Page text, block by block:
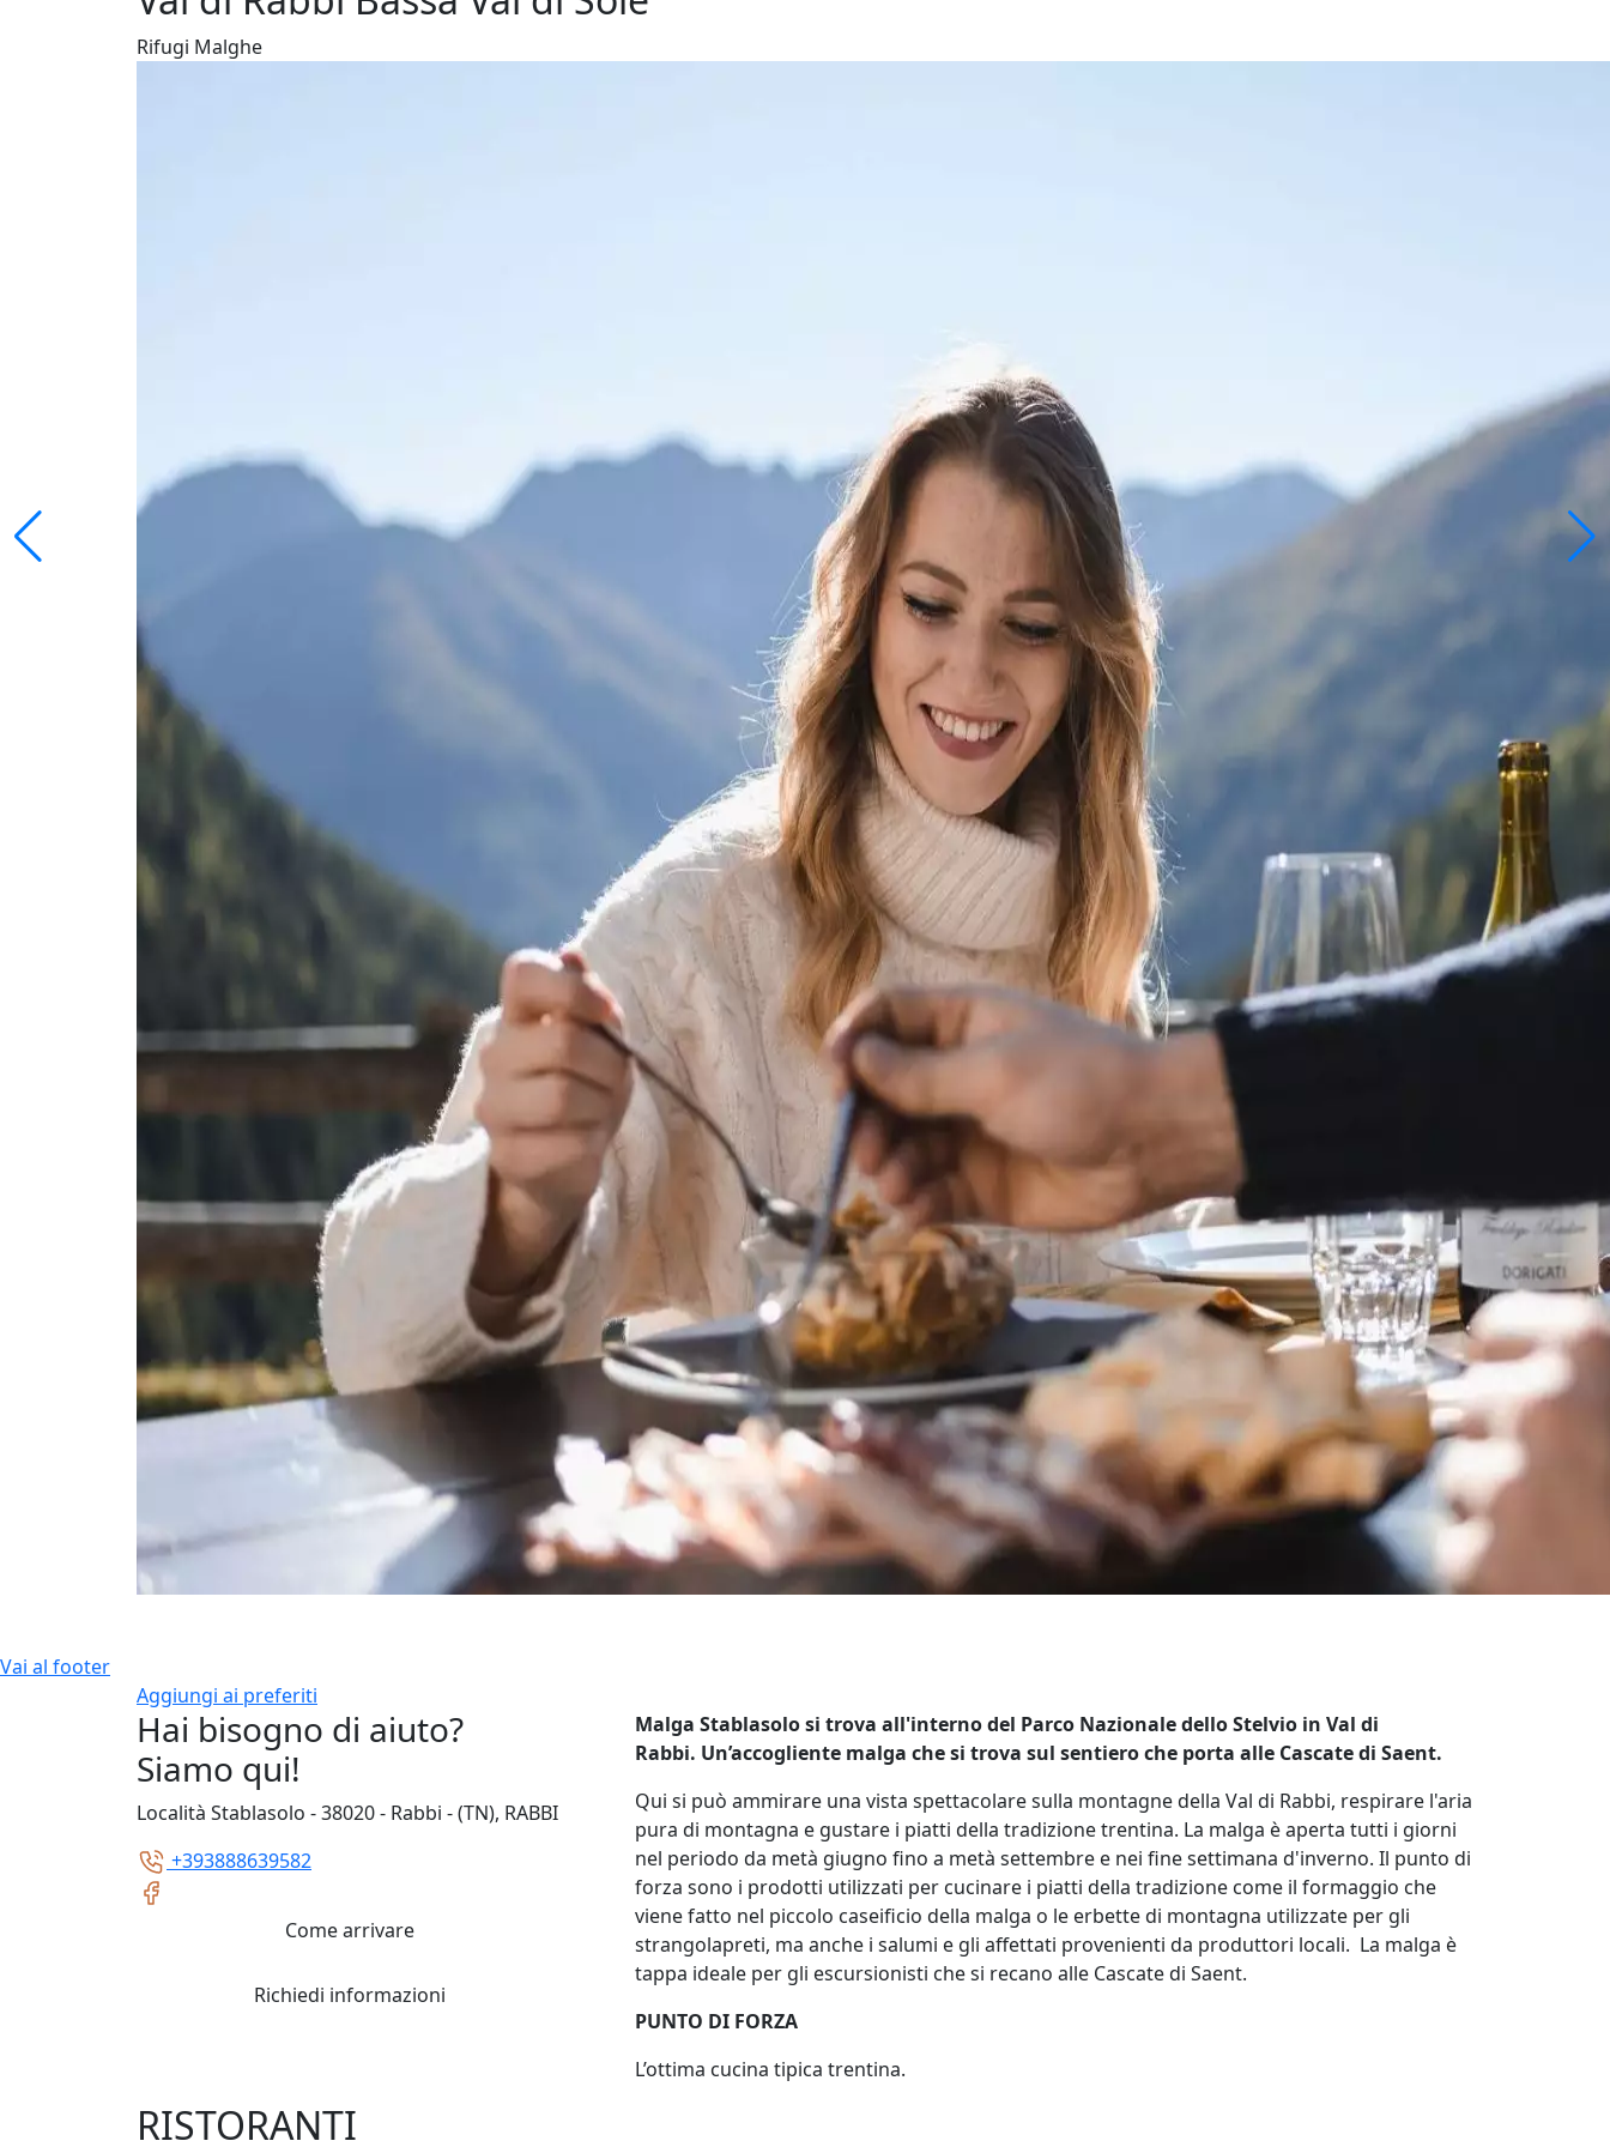
Rifugi Malghe
Vai al footer
Aggiungi ai preferiti
Hai bisogno di aiuto?
Siamo qui!
Località Stablasolo - 38020 - Rabbi - (TN), RABBI
+393888639582
Come arrivare
Richiedi informazioni
Malga Stablasolo si trova all'interno del Parco Nazionale dello Stelvio in Val di
Rabbi. Un’accogliente malga che si trova sul sentiero che porta alle Cascate di Saent.
Qui si può ammirare una vista spettacolare sulla montagne della Val di Rabbi, respirare l'aria
pura di montagna e gustare i piatti della tradizione trentina. La malga è aperta tutti i giorni
nel periodo da metà giugno fino a metà settembre e nei fine settimana d'inverno. Il punto di
forza sono i prodotti utilizzati per cucinare i piatti della tradizione come il formaggio che
viene fatto nel piccolo caseificio della malga o le erbette di montagna utilizzate per gli
strangolapreti, ma anche i salumi e gli affettati provenienti da produttori locali. La malga è
tappa ideale per gli escursionisti che si recano alle Cascate di Saent.
PUNTO DI FORZA
L’ottima cucina tipica trentina.
RISTORANTI